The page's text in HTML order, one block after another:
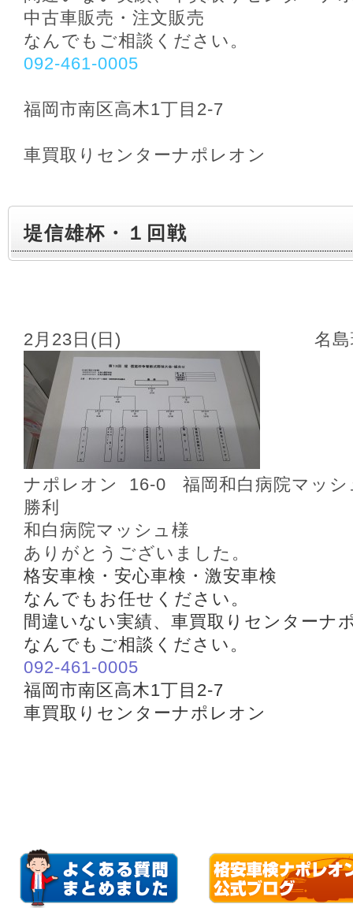
中古車販売・注文販売
なんでもご相談ください。
092-461-0005
福岡市南区高木1丁目2-7
車買取りセンターナポレオン
堤信雄杯・１回戦
2月23日(日) 名島
ナポレオン 16‐0 福岡和白病院マッシ
勝利
和白病院マッシュ様
ありがとうございました。
格安車検・安心車検・激安車検
なんでもお任せください。
間違いない実績、車買取りセンターナ
なんでもご相談ください。
092-461-0005
福岡市南区高木1丁目2-7
車買取りセンターナポレオン